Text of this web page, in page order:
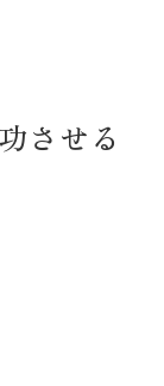
させる